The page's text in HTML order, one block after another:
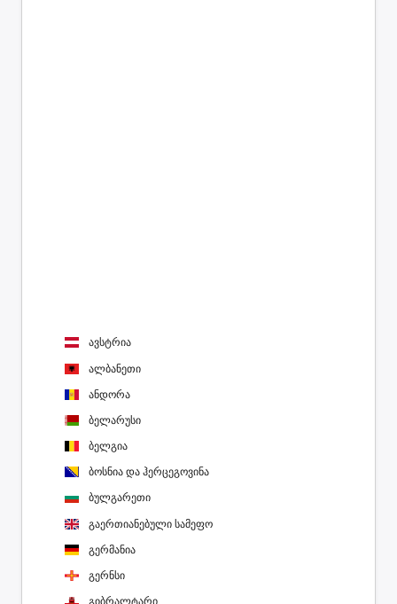
ავსტრია
ალბანეთი
ანდორა
ბელარუსი
ბელგია
ბოსნია და ჰერცეგოვინა
ბულგარეთი
გაერთიანებული სამეფო
გერმანია
გერნსი